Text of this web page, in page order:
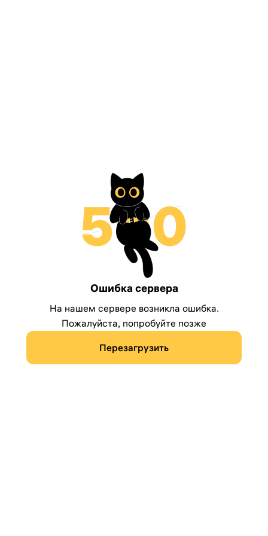
Ошибка сервера
На нашем сервере возникла ошибка.
Пожалуйста, попробуйте позже
Перезагрузить